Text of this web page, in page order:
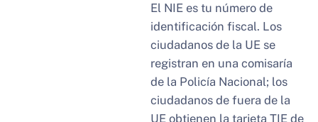
El NIE es tu número de
identificación fiscal. Los
ciudadanos de la UE se
registran en una comisaría
de la Policía Nacional; los
ciudadanos de fuera de la
UE obtienen la tarjeta TIE de